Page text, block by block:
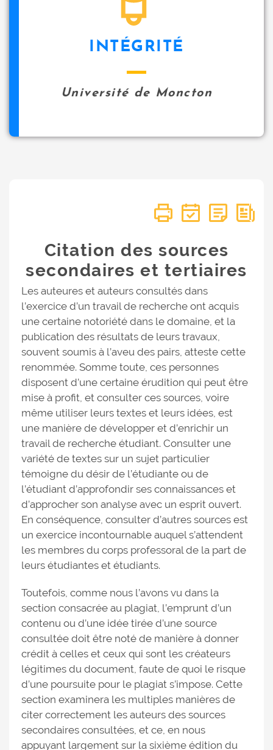
INTÉGRITÉ
Université de Moncton
Citation des sources
secondaires et tertiaires
Les auteures et auteurs consultés dans
l’exercice d’un travail de recherche ont acquis
une certaine notoriété dans le domaine, et la
publication des résultats de leurs travaux,
souvent soumis à l’aveu des pairs, atteste cette
renommée. Somme toute, ces personnes
disposent d’une certaine érudition qui peut être
mise à profit, et consulter ces sources, voire
même utiliser leurs textes et leurs idées, est
une manière de développer et d’enrichir un
travail de recherche étudiant. Consulter une
variété de textes sur un sujet particulier
témoigne du désir de l’étudiante ou de
l’étudiant d’approfondir ses connaissances et
d’approcher son analyse avec un esprit ouvert.
En conséquence, consulter d’autres sources est
un exercice incontournable auquel s’attendent
les membres du corps professoral de la part de
leurs étudiantes et étudiants.
Toutefois, comme nous l’avons vu dans la
section consacrée au plagiat, l’emprunt d’un
contenu ou d’une idée tirée d’une source
consultée doit être noté de manière à donner
crédit à celles et ceux qui sont les créateurs
légitimes du document, faute de quoi le risque
d’une poursuite pour le plagiat s’impose. Cette
section examinera les multiples manières de
citer correctement les auteurs des sources
secondaires consultées, et ce, en nous
appuyant largement sur la sixième édition du